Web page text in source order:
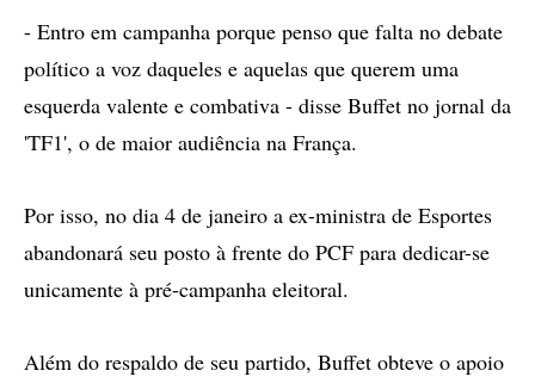
- Entro em campanha porque penso que falta no debate
político a voz daqueles e aquelas que querem uma
esquerda valente e combativa - disse Buffet no jornal da
'TF1', o de maior audiência na França.
Por isso, no dia 4 de janeiro a ex-ministra de Esportes
abandonará seu posto à frente do PCF para dedicar-se
unicamente à pré-campanha eleitoral.
Além do respaldo de seu partido, Buffet obteve o apoio